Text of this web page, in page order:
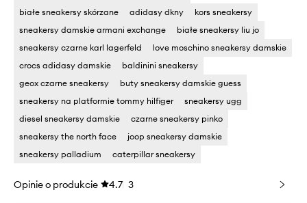
białe sneakersy skórzane
adidasy dkny
kors sneakersy
sneakersy damskie armani exchange
białe sneakersy liu jo
sneakersy czarne karl lagerfeld
love moschino sneakersy damskie
crocs adidasy damskie
baldinini sneakersy
geox czarne sneakersy
buty sneakersy damskie guess
sneakersy na platformie tommy hilfiger
sneakersy ugg
diesel sneakersy damskie
czarne sneakersy pinko
sneakersy the north face
joop sneakersy damskie
sneakersy palladium
caterpillar sneakersy
Opinie o produkcie 4.7 3